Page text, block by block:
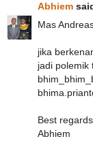
Abhiem
Mas
jika
jadi polemik
Best
Abhiem